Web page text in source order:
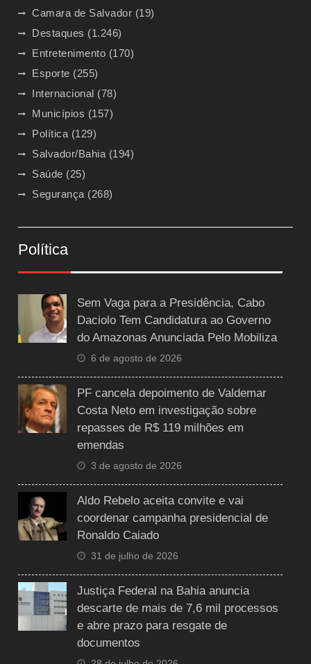
Camara de Salvador (19)
Destaques (1.246)
Entretenimento (170)
Esporte (255)
Internacional (78)
Municípios (157)
Política (129)
Salvador/Bahia (194)
Saúde (25)
Segurança (268)
Política
Sem Vaga para a Presidência, Cabo
Daciolo Tem Candidatura ao Governo
do Amazonas Anunciada Pelo Mobiliza
6 de agosto de 2026
PF cancela depoimento de Valdemar
Costa Neto em investigação sobre
repasses de R$ 119 milhões em
emendas
3 de agosto de 2026
Aldo Rebelo aceita convite e vai
coordenar campanha presidencial de
Ronaldo Caiado
31 de julho de 2026
Justiça Federal na Bahia anuncia
descarte de mais de 7,6 mil processos
e abre prazo para resgate de
documentos